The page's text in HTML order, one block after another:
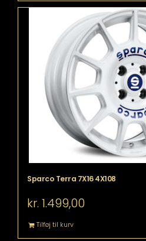
Sparco Terra 7X16 4X108
kr. 1.499,00
Tilføj til kurv